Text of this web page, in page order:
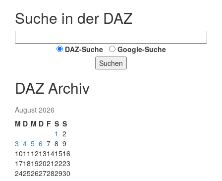
Suche in der DAZ
DAZ-Suche
Google-Suche
Suchen
DAZ Archiv
August 2026
M D M D F S S
1 2
3 4 5 6 7 8 9
1011 1213141516
17181920212223
24252627282930